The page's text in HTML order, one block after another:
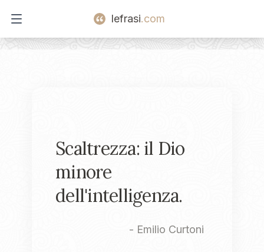
Open main menu
lefrasi.com
Scaltrezza: il Dio
minore
dell'intelligenza.
- Emilio Curtoni